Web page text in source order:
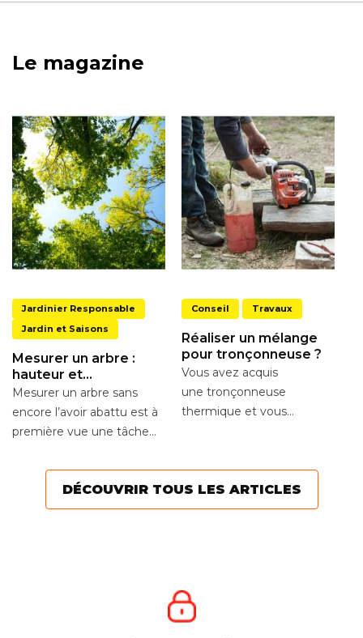
Le magazine
Jardinier Responsable
Jardin et Saisons
Mesurer un arbre :
hauteur et
circonférence
Mesurer un arbre sans
encore l’avoir abattu est à
première vue une tâche
diverses...
Conseil Travaux
Réaliser un mélange
pour tronçonneuse ?
Vous avez acquis
une tronçonneuse
thermique et vous
moteur ? Voici quelques...
DÉCOUVRIR TOUS LES ARTICLES